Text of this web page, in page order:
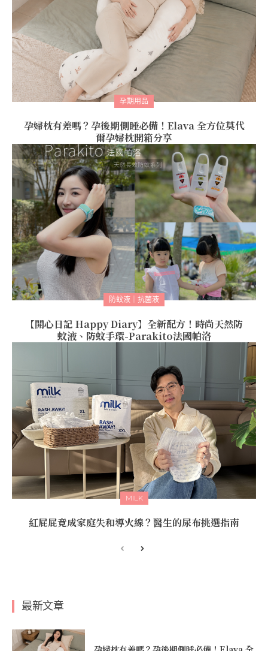
孕期用品
孕婦枕有差嗎？孕後期側睡必備！Elava 全方位莫代
爾孕婦枕開箱分享
防蚊液｜抗菌液
【開心日記 Happy Diary】全新配方！時尚天然防
蚊液、防蚊手環-Parakito法國帕洛
MILK
紅屁屁竟成家庭失和導火線？醫生的尿布挑選指南
最新文章